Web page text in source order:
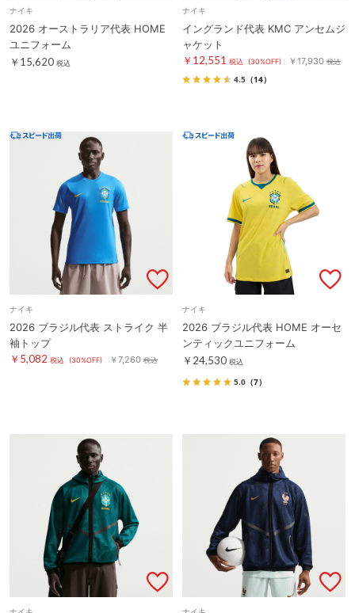
ナイキ
2026 オーストラリア代表 HOME
ユニフォーム
￥15,620 税込
ナイキ
イングランド代表 KMC アンセムジ
ャケット
￥12,551 税込 (30%OFF) ￥17,930 税込
4.5 （14）
ナイキ
2026 ブラジル代表 ストライク 半
袖トップ
￥5,082 税込 (30%OFF) ￥7,260 税込
ナイキ
2026 ブラジル代表 HOME オーセ
ンティックユニフォーム
￥24,530 税込
5.0 （7）
ナイキ ナイキ